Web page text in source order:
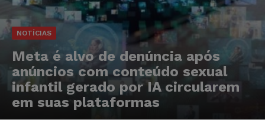
NOTÍCIAS
Meta é alvo de denúncia após
anúncios com conteúdo sexual
infantil gerado por IA circularem
em suas plataformas